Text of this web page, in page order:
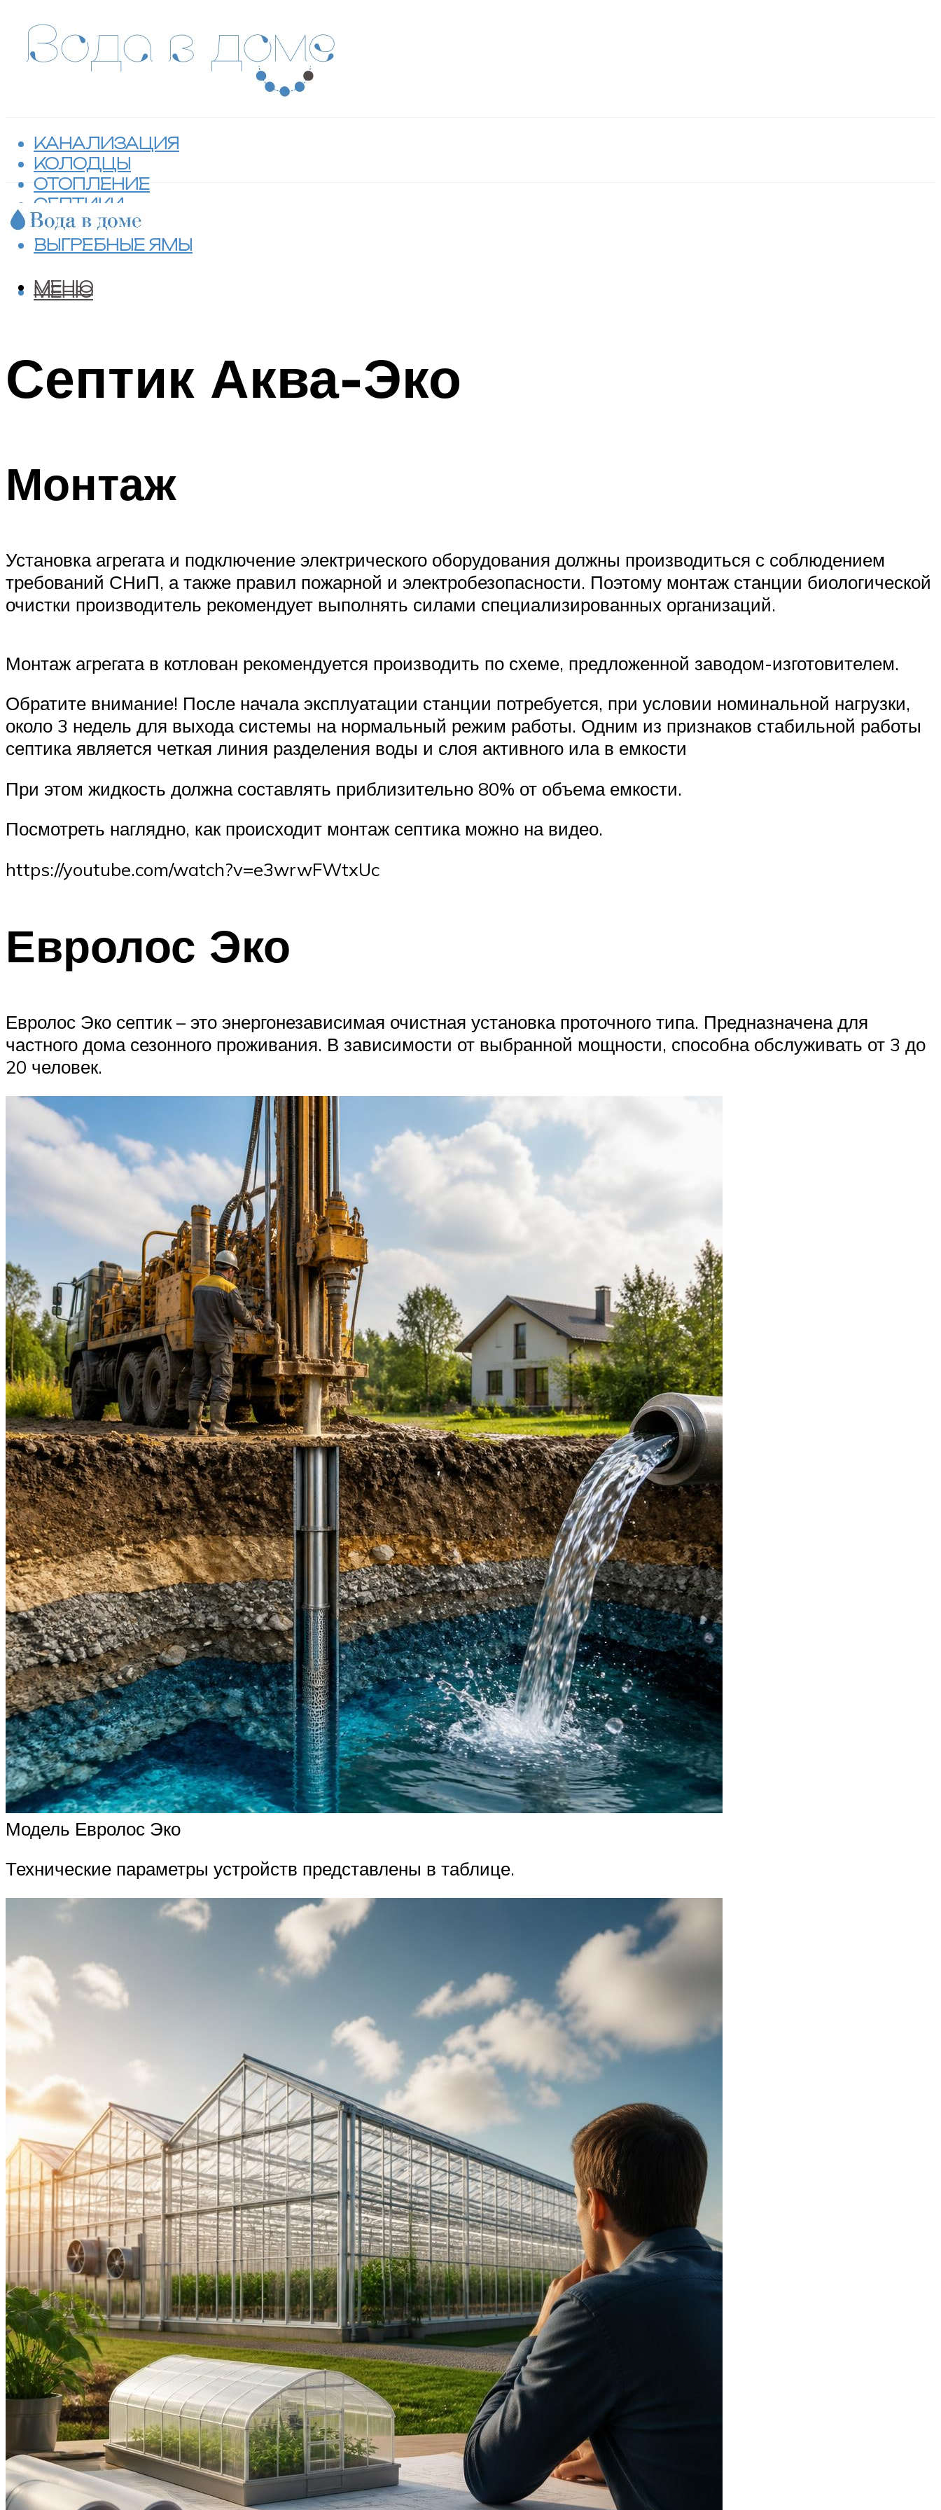
КАНАЛИЗАЦИЯ
КОЛОДЦЫ
ОТОПЛЕНИЕ
СЕПТИКИ
ТУАЛЕТЫ
ВЫГРЕБНЫЕ ЯМЫ
МЕНЮ
МЕНЮ
Септик Аква-Эко
Монтаж
Установка агрегата и подключение электрического оборудования должны производиться с соблюдением
требований СНиП, а также правил пожарной и электробезопасности. Поэтому монтаж станции биологической
очистки производитель рекомендует выполнять силами специализированных организаций.
Монтаж агрегата в котлован рекомендуется производить по схеме, предложенной заводом-изготовителем.
Обратите внимание! После начала эксплуатации станции потребуется, при условии номинальной нагрузки,
около 3 недель для выхода системы на нормальный режим работы. Одним из признаков стабильной работы
септика является четкая линия разделения воды и слоя активного ила в емкости
При этом жидкость должна составлять приблизительно 80% от объема емкости.
Посмотреть наглядно, как происходит монтаж септика можно на видео.
https://youtube.com/watch?v=e3wrwFWtxUc
Евролос Эко
Евролос Эко септик – это энергонезависимая очистная установка проточного типа. Предназначена для
частного дома сезонного проживания. В зависимости от выбранной мощности, способна обслуживать от 3 до
20 человек.
Модель Евролос Эко
Технические параметры устройств представлены в таблице.